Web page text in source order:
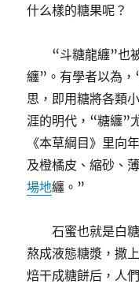
什么樣的糖果呢？
“斗糖龍纏”也
纏”。有學者以為
思，即用糖將各類
涯的明代，“糖纏”
《本草綱目》里向
及橙橘皮、縮砂、
場地纏。”
石蜜也就是白
熬成液態糖漿，撒
焙干成糖餅后，人